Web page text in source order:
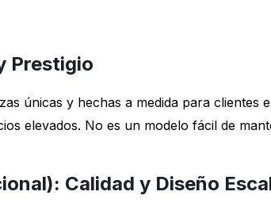
Prestigio
únicas y hechas a medida para clientes
elevados. No es un modelo fácil de
Calidad y Diseño